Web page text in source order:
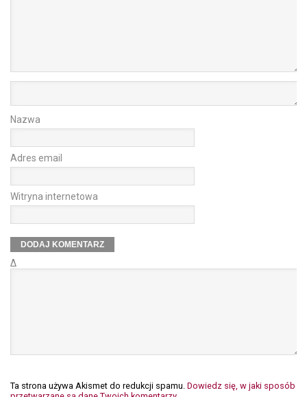
Nazwa
Adres email
Witryna internetowa
Δ
Ta strona używa Akismet do redukcji spamu. Dowiedz się, w jaki sposób